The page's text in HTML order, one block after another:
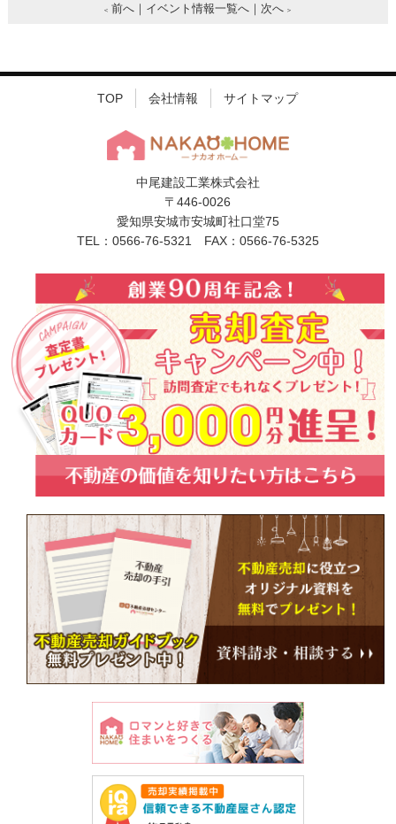
前へ イベント情報一覧へ 次へ
TOP 会社情報 サイトマップ
中尾建設工業株式会社
〒446-0026
愛知県安城市安城町社口堂75
TEL：0566-76-5321 FAX：0566-76-5325